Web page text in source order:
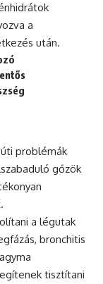
a
után.
problémák
gőzök
a légutak
bronchitis
tisztítani